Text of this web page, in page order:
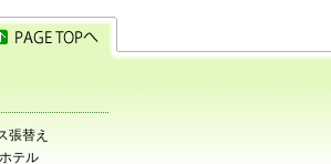
張替え
テル